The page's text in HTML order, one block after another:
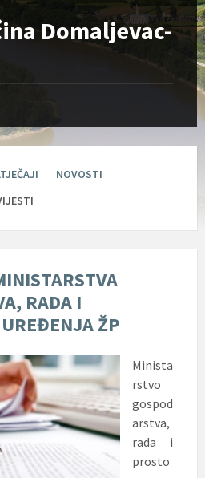
Domaljevac-
NOVOSTI
RADA I
ŽP
Minista
rstvo
gospod
arstva,
rada i
prosto